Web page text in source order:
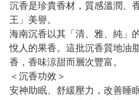
沉香是珍貴香材，質感溫潤、
王」美譽。
海南沉香以其「清、雅、純」
悅人的果香。這批沉香質地油
香，香味涼甜而層次豐富。
＜沉香功效＞
安神助眠、舒緩壓力，改善睡